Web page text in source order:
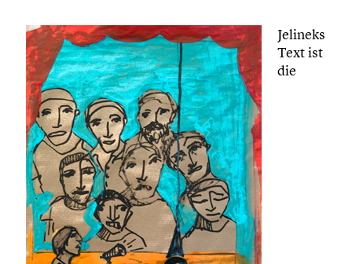
Jelineks
Text ist
die